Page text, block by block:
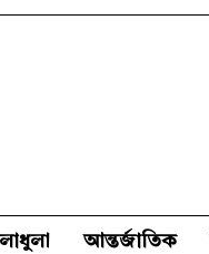
আন্তর্জাতিক